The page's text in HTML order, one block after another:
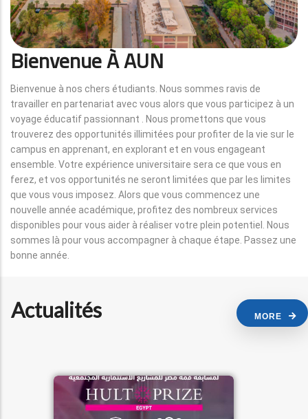
Bienvenue À AUN
Bienvenue à nos chers étudiants. Nous sommes ravis de
travailler en partenariat avec vous alors que vous participez à un
voyage éducatif passionnant . Nous promettons que vous
trouverez des opportunités illimitées pour profiter de la vie sur le
campus en apprenant, en explorant et en vous engageant
ensemble. Votre expérience universitaire sera ce que vous en
ferez, et vos opportunités ne seront limitées que par les limites
que vous vous imposez. Alors que vous commencez une
nouvelle année académique, profitez des nombreux services
disponibles pour vous aider à réaliser votre plein potentiel. Nous
sommes là pour vous accompagner à chaque étape. Passez une
bonne année.
Actualités MORE